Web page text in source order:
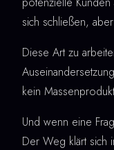
sich schließen,
Diese Art zu
kein
Und wenn eine
Der Weg klärt sich